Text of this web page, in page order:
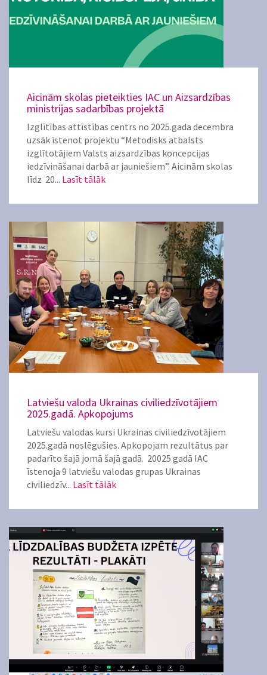
Aicinām skolas pieteikties IAC un Aizsardzības
ministrijas sadarbības projektā
Izglītības attīstības centrs no 2025.gada decembra
uzsāk īstenot projektu “Metodisks atbalsts
izglītotājiem Valsts aizsardzības koncepcijas
iedzīvināšanai darbā ar jauniešiem”. Aicinām skolas
līdz 20... Lasīt tālāk
Latviešu valoda Ukrainas civiliedzīvotājiem
2025.gadā. Apkopojums
Latviešu valodas kursi Ukrainas civiliedzīvotājiem
2025.gadā noslēgušies. Apkopojam rezultātus par
padarīto šajā jomā šajā gadā. 20025 gadā IAC
īstenoja 9 latviešu valodas grupas Ukrainas
civiliedzīv... Lasīt tālāk